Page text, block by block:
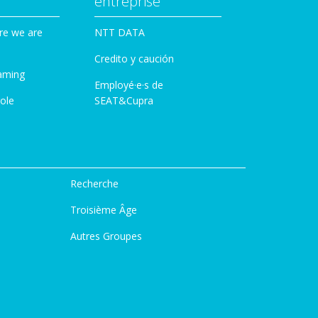
we are
NTT DATA
Credito y caución
Employé·e·s de
SEAT&Cupra
Recherche
Troisième Âge
Autres Groupes